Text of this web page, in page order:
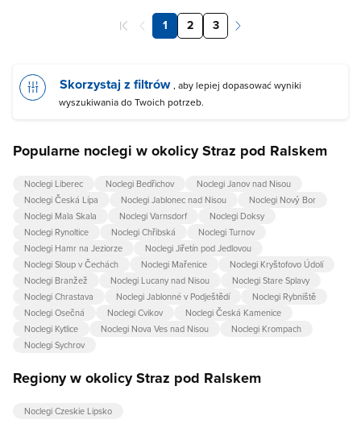
1 2 3
Skorzystaj z filtrów , aby lepiej dopasować wyniki
wyszukiwania do Twoich potrzeb.
Popularne noclegi w okolicy Straz pod Ralskem
Noclegi Liberec Noclegi Bedřichov
Noclegi Janov nad Nisou
Noclegi Česká Lípa
Noclegi Jablonec nad Nisou
Noclegi Nový Bor
Noclegi Mala Skala
Noclegi Varnsdorf
Noclegi Doksy
Noclegi Rynoltice
Noclegi Chřibská
Noclegi Turnov
Noclegi Hamr na Jeziorze
Noclegi Jiřetín pod Jedlovou
Noclegi Sloup v Čechách
Noclegi Mařenice
Noclegi Kryštofovo Údolí
Noclegi Branžež
Noclegi Lucany nad Nisou
Noclegi Stare Splavy
Noclegi Chrastava
Noclegi Jablonné v Podještědí
Noclegi Rybniště
Noclegi Osečná
Noclegi Cvikov
Noclegi Česká Kamenice
Noclegi Kytlice
Noclegi Nova Ves nad Nisou
Noclegi Krompach
Noclegi Sychrov
Regiony w okolicy Straz pod Ralskem
Noclegi Czeskie Lipsko